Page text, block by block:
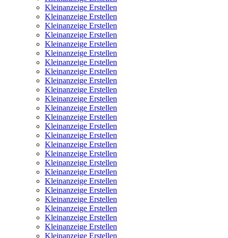
Kleinanzeige Erstellen
Kleinanzeige Erstellen
Kleinanzeige Erstellen
Kleinanzeige Erstellen
Kleinanzeige Erstellen
Kleinanzeige Erstellen
Kleinanzeige Erstellen
Kleinanzeige Erstellen
Kleinanzeige Erstellen
Kleinanzeige Erstellen
Kleinanzeige Erstellen
Kleinanzeige Erstellen
Kleinanzeige Erstellen
Kleinanzeige Erstellen
Kleinanzeige Erstellen
Kleinanzeige Erstellen
Kleinanzeige Erstellen
Kleinanzeige Erstellen
Kleinanzeige Erstellen
Kleinanzeige Erstellen
Kleinanzeige Erstellen
Kleinanzeige Erstellen
Kleinanzeige Erstellen
Kleinanzeige Erstellen
Kleinanzeige Erstellen
Kleinanzeige Erstellen